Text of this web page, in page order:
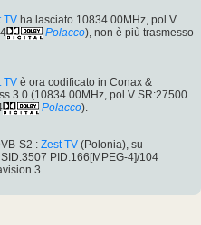
TV ha lasciato 10834.00MHz, pol.V
Polacco), non è più trasmesso
TV è ora codificato in Conax &
3.0 (10834.00MHz, pol.V SR:27500
Polacco).
S2 : Zest TV (Polonia), su
PID:166[MPEG-4]/104
3.